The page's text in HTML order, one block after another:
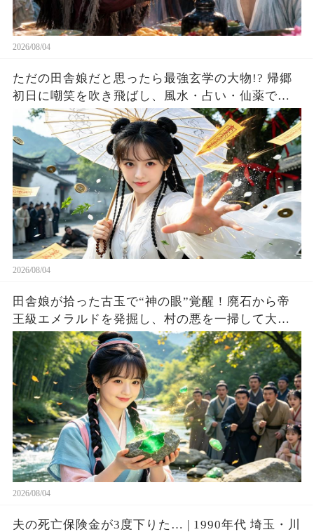
2026/08/04
ただの田舎娘だと思ったら最強玄学の大物!? 帰郷
初日に嘲笑を吹き飛ばし、風水・占い・仙薬で全
員が庇護を求める！
2026/08/04
田舎娘が拾った古玉で“神の眼”覚醒！廃石から帝
王級エメラルドを発掘し、村の悪を一掃して大富
豪へ成り上がる！
2026/08/04
夫の死亡保険金が3度下りた… | 1990年代 埼玉・川